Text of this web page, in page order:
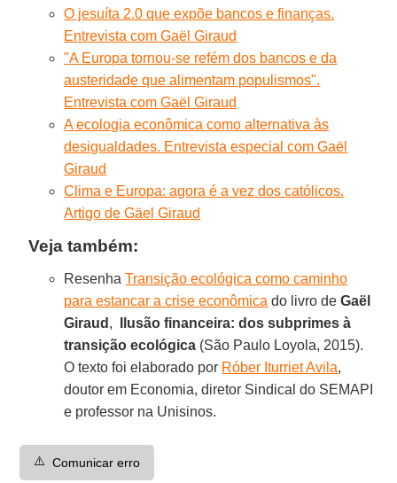
O jesuíta 2.0 que expõe bancos e finanças.
Entrevista com Gaël Giraud
"A Europa tornou-se refém dos bancos e da
austeridade que alimentam populismos".
Entrevista com Gaël Giraud
A ecologia econômica como alternativa às
desigualdades. Entrevista especial com Gaël
Giraud
Clima e Europa: agora é a vez dos católicos.
Artigo de Gäel Giraud
Veja também:
ResenhaTransição ecológica como caminho
para estancar a crise econômica do livro deGaël
Giraud ,
Ilusão financeira: dos subprimes à
transição ecológica (São Paulo Loyola, 2015).
O texto foi elaborado por Róber Iturriet Avila,
doutor em Economia, diretor Sindical do SEMAPI
e professor na Unisinos.
⚠️ Comunicar erro